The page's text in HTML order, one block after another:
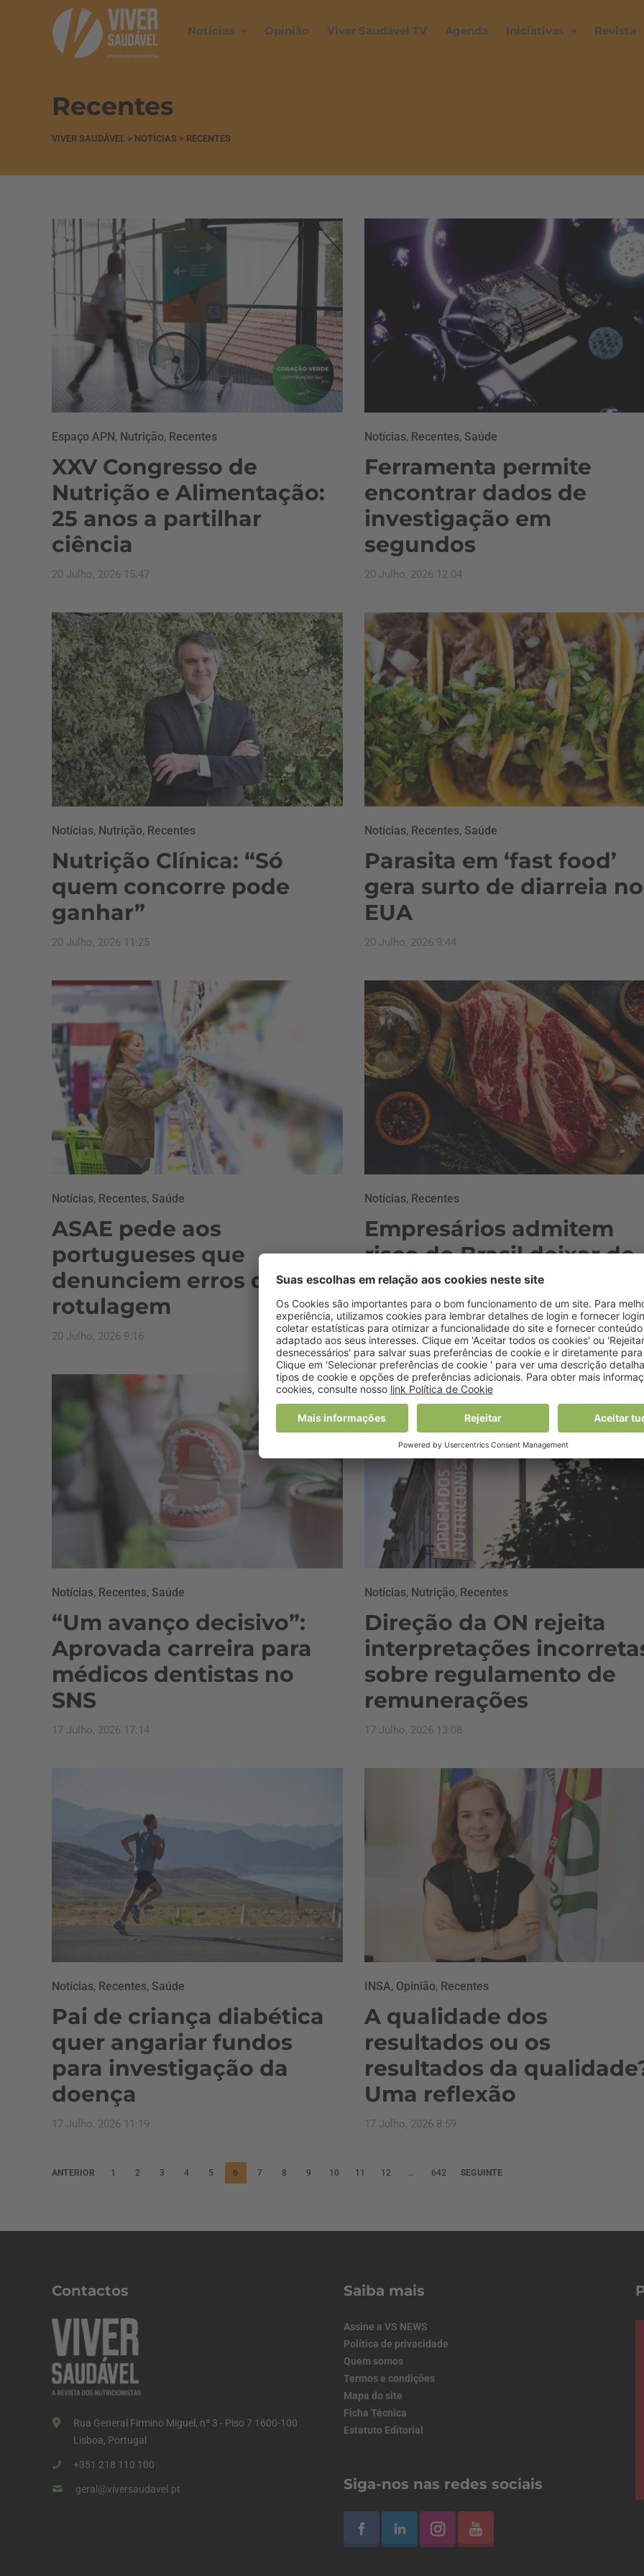
Notícias Opinião Viver Saudável TV Agenda Iniciativas Revista
Recentes
VIVER SAUDÁVEL > NOTÍCIAS > RECENTES
Espaço APN, Nutrição, Recentes
XXV Congresso de
Nutrição e Alimentação:
25 anos a partilhar
ciência
20 Julho, 2026 15:47
Notícias, Recentes, Saúde
Ferramenta permite
encontrar dados de
investigação em
segundos
20 Julho, 2026 12:04
Notícias, Nutrição, Recentes
Nutrição Clínica: “Só
quem concorre pode
ganhar”
20 Julho, 2026 11:25
Notícias, Recentes, Saúde
Parasita em ‘fast food’
gera surto de diarreia
EUA
20 Julho, 2026 9:44
Notícias, Recentes, Saúde
ASAE pede aos
portugueses que
denunciem erros de
rotulagem
20 Julho, 2026 9:16
Notícias, Recentes
Empresários admitem
risco do Brasil deixar de
exportar carne para a
UE
17 Julho, 2026 17:18
Notícias, Recentes, Saúde
“Um avanço decisivo”:
Aprovada carreira para
médicos dentistas no
SNS
17 Julho, 2026 17:14
Notícias, Nutrição, Recentes
Direção da ON rejeita
interpretações
sobre regulamento de
remunerações
17 Julho, 2026 13:08
Notícias, Recentes, Saúde
Pai de criança diabética
quer angariar fundos
para investigação da
doença
17 Julho, 2026 11:19
INSA, Opinião, Recentes
A qualidade dos
resultados ou os
resultados da
Uma reflexão
17 Julho, 2026 8:59
P
a
ã
o
d
o
s
o
n
ANTERIOR 1 2 3 4 5 6 7 8 9 10 11 12 … 642 SEGUINTE
Contactos
Rua General Firmino Miguel, nº 3 - Piso 7 1600-100
Lisboa, Portugal
+351 218 110 100
geral@viversaudavel.pt
Saiba mais
Assine a VS NEWS
Política de privacidade
Quem somos
Termos e condições
Mapa do site
Ficha Técnica
Estatuto Editorial
Siga-nos nas redes sociais